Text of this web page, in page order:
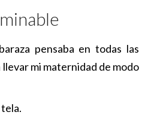
pensaba en todas las
llevar mi maternidad de modo